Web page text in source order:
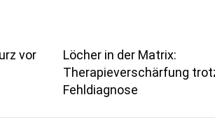
vor
Löcher in der Matrix:
Therapieverschärfung
Fehldiagnose